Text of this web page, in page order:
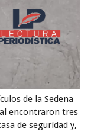
de la Sedena
encontraron tres
de seguridad y,